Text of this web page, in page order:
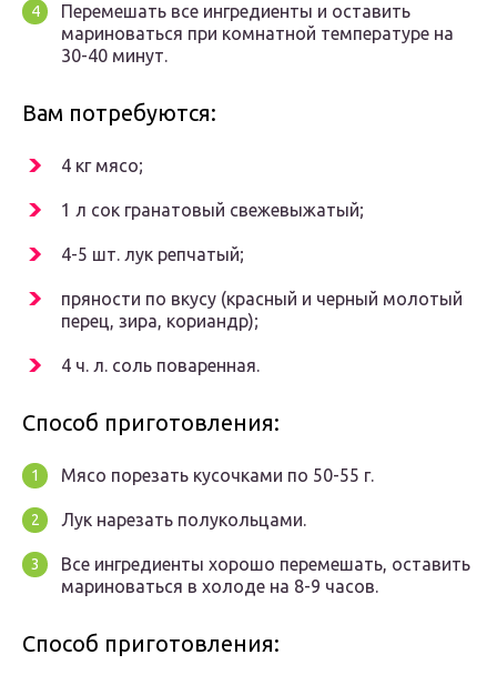
Перемешать все ингредиенты и оставить
мариноваться при комнатной температуре на
30-40 минут.
Вам потребуются:
4 кг мясо;
1 л сок гранатовый свежевыжатый;
4-5 шт. лук репчатый;
пряности по вкусу (красный и черный молотый
перец, зира, кориандр);
4 ч. л. соль поваренная.
Способ приготовления:
Мясо порезать кусочками по 50-55 г.
Лук нарезать полукольцами.
Все ингредиенты хорошо перемешать, оставить
мариноваться в холоде на 8-9 часов.
Способ приготовления: